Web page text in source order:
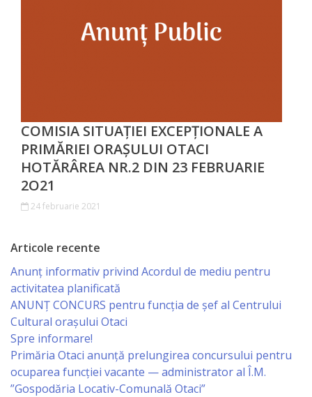
Investește
Grădinițe
Детский/
сад
«Солнышко».
Ясли/
сада
№2*Родничок*
г.Отачь
COMISIA SITUAȚIEI EXCEPȚIONALE A
PRIMĂRIEI ORAȘULUI OTACI
HOTĂRÂREA NR.2 DIN 23 FEBRUARIE
2O21
24 februarie 2021
Articole recente
Anunț informativ privind Acordul de mediu pentru
activitatea planificată
ANUNŢ CONCURS pentru funcţia de şef al Centrului
Cultural oraşului Otaci
Spre informare!
Primăria Otaci anunță prelungirea concursului pentru
ocuparea funcției vacante — administrator al Î.M.
”Gospodăria Locativ-Comunală Otaci”